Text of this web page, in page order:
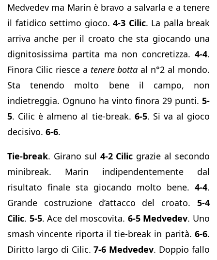
Medvedev ma Marin è bravo a salvarla e a tenere
il fatidico settimo gioco. 4-3 Cilic. La palla break
arriva anche per il croato che sta giocando una
dignitosissima partita ma non concretizza. 4-4.
Finora Cilic riesce a tenere botta al n°2 al mondo.
Sta tenendo molto bene il campo, non
indietreggia. Ognuno ha vinto finora 29 punti. 5-
5. Cilic è almeno al tie-break. 6-5. Si va al gioco
decisivo. 6-6.
Tie-break. Girano sul 4-2 Cilic grazie al secondo
minibreak. Marin indipendentemente dal
risultato finale sta giocando molto bene. 4-4.
Grande costruzione d’attacco del croato. 5-4
Cilic. 5-5. Ace del moscovita. 6-5 Medvedev. Uno
smash vincente riporta il tie-break in parità. 6-6.
Diritto largo di Cilic.7-6 Medvedev. Doppio fallo